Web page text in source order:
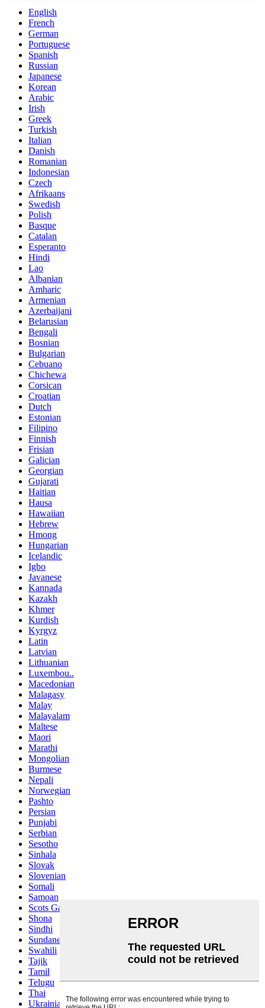
English
French
German
Portuguese
Spanish
Russian
Japanese
Korean
Arabic
Irish
Greek
Turkish
Italian
Danish
Romanian
Indonesian
Czech
Afrikaans
Swedish
Polish
Basque
Catalan
Esperanto
Hindi
Lao
Albanian
Amharic
Armenian
Azerbaijani
Belarusian
Bengali
Bosnian
Bulgarian
Cebuano
Chichewa
Corsican
Croatian
Dutch
Estonian
Filipino
Finnish
Frisian
Galician
Georgian
Gujarati
Haitian
Hausa
Hawaiian
Hebrew
Hmong
Hungarian
Icelandic
Igbo
Javanese
Kannada
Kazakh
Khmer
Kurdish
Kyrgyz
Latin
Latvian
Lithuanian
Luxembou..
Macedonian
Malagasy
Malay
Malayalam
Maltese
Maori
Marathi
Mongolian
Burmese
Nepali
Norwegian
Pashto
Persian
Punjabi
Serbian
Sesotho
Sinhala
Slovak
Slovenian
Somali
Samoan
Scots Gaelic
Shona
Sindhi
Sundanese
Swahili
Tajik
Tamil
Telugu
Thai
Ukrainian